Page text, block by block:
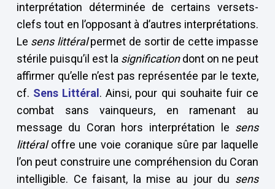
interprétation déterminée de certains versets-
clefs tout en l’opposant à d’autres interprétations.
Le sens littéralpermet de sortir de cette impasse
stérile puisqu’il est la significationdont on ne peut
affirmer qu’elle n’est pas représentée par le texte,
cf. Sens Littéral . Ainsi, pour qui souhaite fuir ce
combat sans vainqueurs, en ramenant au
message du Coran hors interprétation le sens
littéraloffre une voie coranique sûre par laquelle
l’on peut construire une compréhension du Coran
intelligible. Ce faisant, la mise au jour du sens